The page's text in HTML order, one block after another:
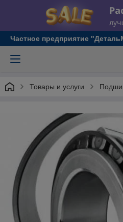
Частное предприятие
Товары и услуги